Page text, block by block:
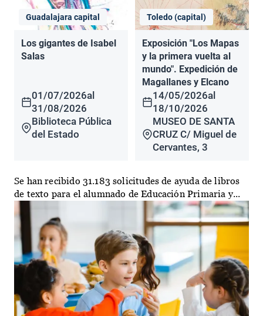
Guadalajara capital
Los gigantes de Isabel
Salas
01/07/2026al
31/08/2026
Biblioteca Pública
del Estado
Toledo (capital)
Exposición "Los Mapas
y la primera vuelta al
mundo". Expedición de
Magallanes y Elcano
14/05/2026al
18/10/2026
MUSEO DE SANTA
CRUZ C/ Miguel de
Cervantes, 3
Se han recibido 31.183 solicitudes de ayuda de libros
de texto para el alumnado de Educación Primaria y...